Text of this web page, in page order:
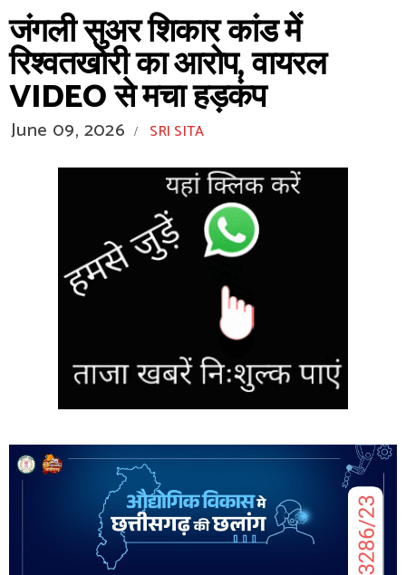
जंगली सुअर शिकार कांड में
रिश्वतखोरी का आरोप, वायरल
VIDEO से मचा हड़कंप
June 09, 2026 / SRI SITA